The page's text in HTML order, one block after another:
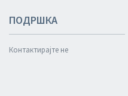
ПОДРШКА
Контактирајте не